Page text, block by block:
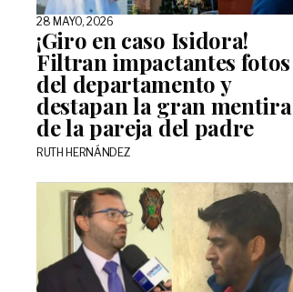
28 MAYO, 2026
¡Giro en caso Isidora!
Filtran impactantes fotos
del departamento y
destapan la gran mentira
de la pareja del padre
RUTH HERNÁNDEZ